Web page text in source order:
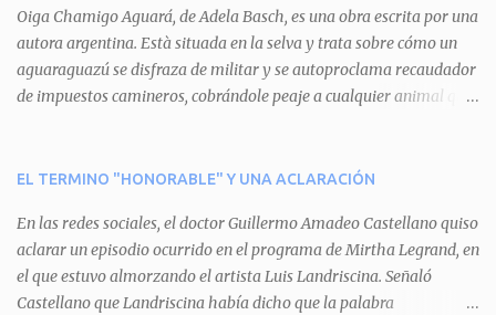
a
r
i
o
Oiga Chamigo Aguará, de Adela Basch, es una obra escrita por una
autora argentina. Està situada en la selva y trata sobre cómo un
aguaraguazú se disfraza de militar y se autoproclama recaudador
de impuestos camineros, cobrándole peaje a cualquier animal que
aguará le provoca. De igual manera pasa con Tatú, el armadillo.
del aguará y pasa sin pagar. Por último, Tui, la cotorra, deja
expuesta la mentira del aguará y arenga a los otros tres
personajes a unirse para enfrentarlo. Finalmente, terminan por
quitarle el disfraz de militar, y el aguará huye despavorido al verse
EL TERMINO "HONORABLE" Y UNA ACLARACIÓN
En las redes sociales, el doctor Guillermo Amadeo Castellano quiso
aclarar un episodio ocurrido en el programa de Mirtha Legrand, en
el que estuvo almorzando el artista Luis Landriscina. Señaló
Castellano que Landriscina había dicho que la palabra